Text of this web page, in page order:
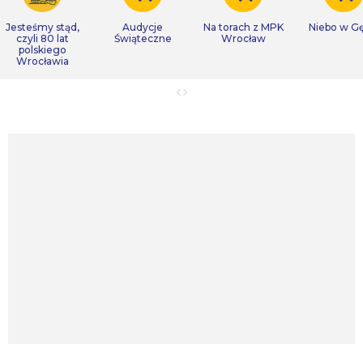
Jesteśmy stąd,
czyli 80 lat
polskiego
Wrocławia
Audycje
Świąteczne
Na torach z MPK
Wrocław
Niebo w